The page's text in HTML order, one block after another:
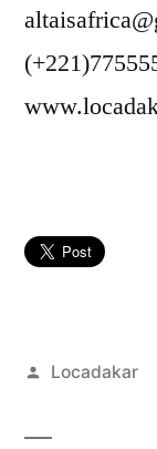
Publié
Locadakar